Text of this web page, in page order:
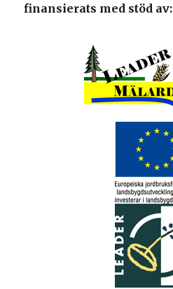
finansierats med stöd av: